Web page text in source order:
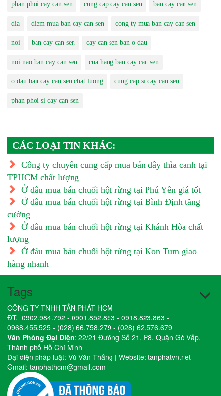
phan phoi cay can sen cung cap cay can sen ban cay can sen
dia diem mua ban cay can sen cong ty mua ban cay can sen
noi ban cay can sen cay can sen ban o dau
noi nao ban cay can sen cua hang ban cay can sen
o dau ban cay can sen chat luong cung cap si cay can sen
phan phoi si cay can sen
CÁC LOẠI TIN KHÁC:
Công ty chuyên cung cấp mua bán dây thìa canh tại
TPHCM chất lượng
Ở đâu mua bán chuối hột rừng tại Phú Yên giá tốt
Ở đâu mua bán chuối hột rừng tại Bình Định tăng
cường
Ở đâu mua bán chuối hột rừng tại Khánh Hòa chất
lượng
Ở đâu mua bán chuối hột rừng tại Kon Tum giao
hàng nhanh
Tags
CÔNG TY TNHH TẤN PHÁT HCM
ĐT: 0902.984.792 - 0901.852.853 - 0918.823.863 -
0968.455.525 - (028) 66.758.279 - (028) 62.576.679
Văn Phòng Đại Diện: 22/21 Đường Số 21, P8, Quận Gò Vấp,
Thành phố Hồ Chí Minh
Đại diện pháp luật: Vũ Văn Thắng | Website: tanphatvn.net
Gmail: tanphathcm@gmail.com